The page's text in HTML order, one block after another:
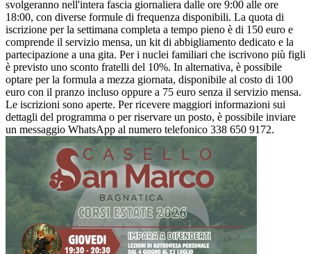
svolgeranno nell'intera fascia giornaliera dalle ore 9:00 alle ore
18:00, con diverse formule di frequenza disponibili. La quota di
iscrizione per la settimana completa a tempo pieno è di 150 euro e
comprende il servizio mensa, un kit di abbigliamento dedicato e la
partecipazione a una gita. Per i nuclei familiari che iscrivono più figli
è previsto uno sconto fratelli del 10%. In alternativa, è possibile
optare per la formula a mezza giornata, disponibile al costo di 100
euro con il pranzo incluso oppure a 75 euro senza il servizio mensa.
Le iscrizioni sono aperte. Per ricevere maggiori informazioni sui
dettagli del programma o per riservare un posto, è possibile inviare
un messaggio WhatsApp al numero telefonico 338 650 9172.